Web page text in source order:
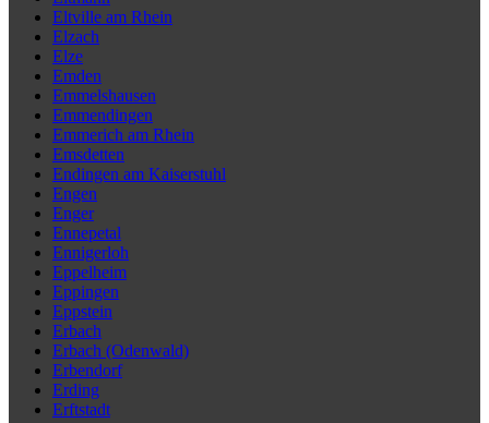
Eltville am Rhein
Elzach
Elze
Emden
Emmelshausen
Emmendingen
Emmerich am Rhein
Emsdetten
Endingen am Kaiserstuhl
Engen
Enger
Ennepetal
Ennigerloh
Eppelheim
Eppingen
Eppstein
Erbach
Erbach (Odenwald)
Erbendorf
Erding
Erftstadt